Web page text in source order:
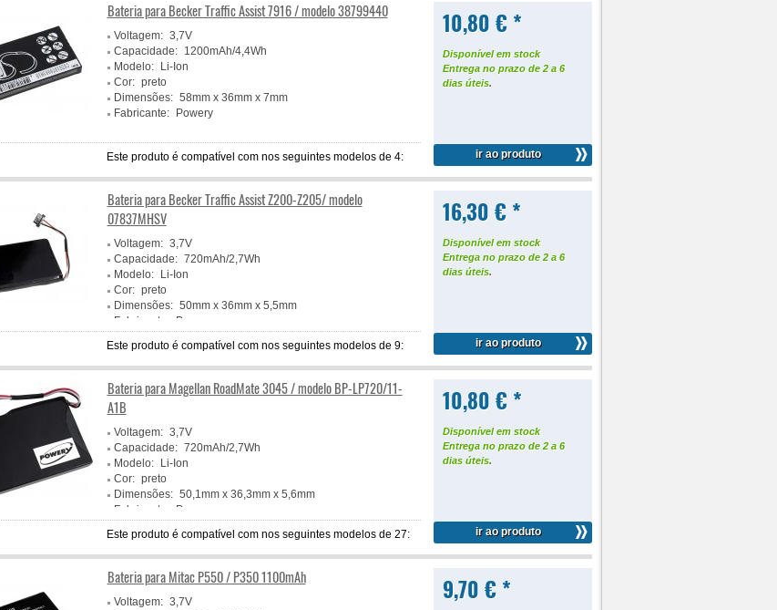
10,80 € *
Disponível em stock
Entrega no prazo de 2 a 6
dias úteis.
ir ao produto
Bateria para Becker Traffic Assist 7916 / modelo 38799440
Voltagem: 3,7V
Capacidade:
1200mAh/4,4Wh
Modelo:
Li-Ion
Cor: preto
Dimensões: 58mm x 36mm x 7mm
Fabricante:
Powery
Este produto é compatível com nos seguintes modelos de 4:
16,30 € *
Disponível em stock
Entrega no prazo de 2 a 6
dias úteis.
ir ao produto
Bateria para Becker Traffic Assist Z200-Z205/ modelo
07837MHSV
Voltagem: 3,7V
Capacidade: 720mAh/2,7Wh
Modelo:
Li-Ion
Cor: preto
Dimensões: 50mm x 36mm x 5,5mm
Fabricante:
Powery
Este produto é compatível com nos seguintes modelos de 9:
10,80 € *
Disponível em stock
Entrega no prazo de 2 a 6
dias úteis.
ir ao produto
Bateria para Magellan RoadMate 3045 / modelo BP-LP720/11-
A1B
Voltagem: 3,7V
Capacidade: 720mAh/2,7Wh
Modelo:
Li-Ion
Cor: preto
Dimensões: 50,1mm x 36,3mm x 5,6mm
Fabricante:
Powery
Este produto é compatível com nos seguintes modelos de 27:
9,70 € *
Bateria para Mitac P550 / P350 1100mAh
Voltagem: 3,7V